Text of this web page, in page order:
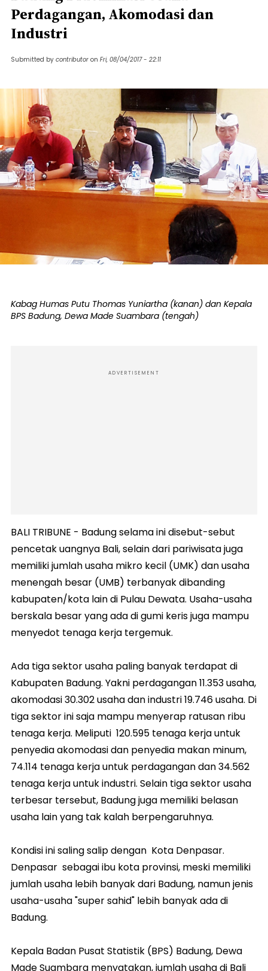
Perdagangan, Akomodasi dan
Industri
Submitted by contributor on Fri, 08/04/2017 - 22:11
Kabag Humas Putu Thomas Yuniartha (kanan) dan Kepala
BPS Badung, Dewa Made Suambara (tengah)
ADVERTISEMENT
BALI TRIBUNE - Badung selama ini disebut-sebut
pencetak uangnya Bali, selain dari pariwisata juga
memiliki jumlah usaha mikro kecil (UMK) dan usaha
menengah besar (UMB) terbanyak dibanding
kabupaten/kota lain di Pulau Dewata. Usaha-usaha
berskala besar yang ada di gumi keris juga mampu
menyedot tenaga kerja tergemuk.
Ada tiga sektor usaha paling banyak terdapat di
Kabupaten Badung. Yakni perdagangan 11.353 usaha,
akomodasi 30.302 usaha dan industri 19.746 usaha. Di
tiga sektor ini saja mampu menyerap ratusan ribu
tenaga kerja. Meliputi 120.595 tenaga kerja untuk
penyedia akomodasi dan penyedia makan minum,
74.114 tenaga kerja untuk perdagangan dan 34.562
tenaga kerja untuk industri. Selain tiga sektor usaha
terbesar tersebut, Badung juga memiliki belasan
usaha lain yang tak kalah berpengaruhnya.
Kondisi ini saling salip dengan Kota Denpasar.
Denpasar sebagai ibu kota provinsi, meski memiliki
jumlah usaha lebih banyak dari Badung, namun jenis
usaha-usaha "super sahid" lebih banyak ada di
Badung.
Kepala Badan Pusat Statistik (BPS) Badung, Dewa
Made Suambara menyatakan, jumlah usaha di Bali